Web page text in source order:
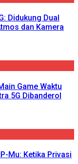
Didukung Dual
dan Kamera
Game Waktu
5G Dibanderol
Mu: Ketika Privasi